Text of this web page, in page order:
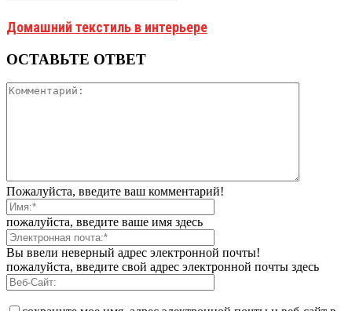
Домашний текстиль в интерьере
ОСТАВЬТЕ ОТВЕТ
Пожалуйста, введите ваш комментарий!
пожалуйста, введите ваше имя здесь
Вы ввели неверный адрес электронной почты!
пожалуйста, введите свой адрес электронной почты здесь